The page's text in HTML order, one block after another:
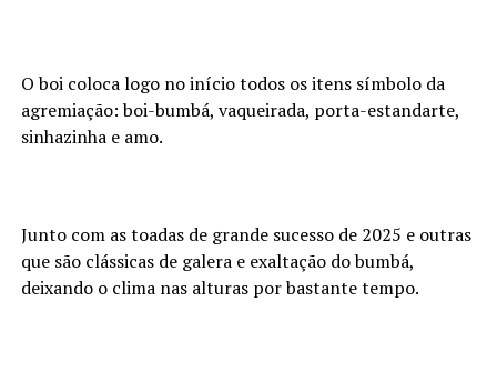
O boi coloca logo no início todos os itens símbolo da
agremiação: boi-bumbá, vaqueirada, porta-estandarte,
sinhazinha e amo.
Junto com as toadas de grande sucesso de 2025 e outras
que são clássicas de galera e exaltação do bumbá,
deixando o clima nas alturas por bastante tempo.